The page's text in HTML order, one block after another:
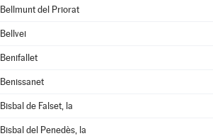
Bellmunt del Priorat
Bellvei
Benifallet
Benissanet
Bisbal de Falset, la
Bisbal del Penedès, la